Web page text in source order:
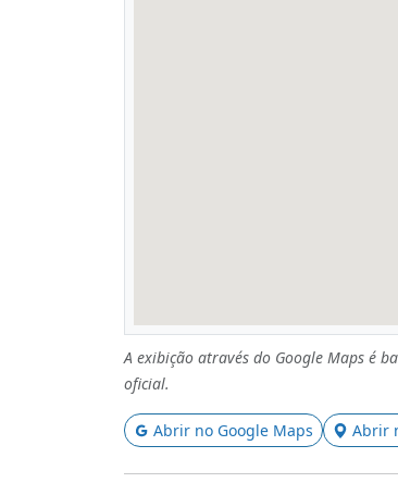
A exibição através do Google Maps é
oficial.
Abrir no Google Maps Abrir